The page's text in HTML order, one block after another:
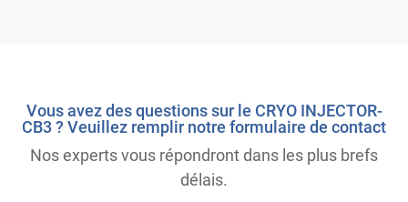
Vous avez des questions sur le CRYO INJECTOR-
CB3 ? Veuillez remplir notre formulaire de contact
Nos experts vous répondront dans les plus brefs
délais.